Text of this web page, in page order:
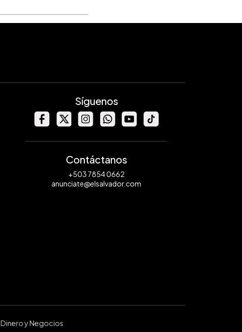
Síguenos
Contáctanos
+503 7854 0662
anunciate@elsalvador.com
Dinero y Negocios